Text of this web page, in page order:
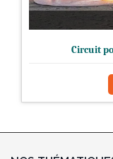
Circuit